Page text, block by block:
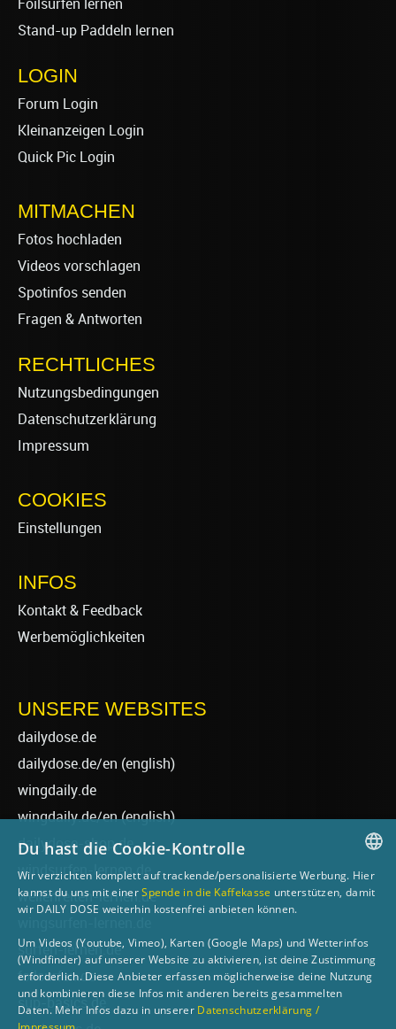
Foilsurfen lernen
Stand-up Paddeln lernen
LOGIN
Forum Login
Kleinanzeigen Login
Quick Pic Login
MITMACHEN
Fotos hochladen
Videos vorschlagen
Spotinfos senden
Fragen & Antworten
RECHTLICHES
Nutzungsbedingungen
Datenschutzerklärung
Impressum
COOKIES
Einstellungen
INFOS
Kontakt & Feedback
Werbemöglichkeiten
UNSERE WEBSITES
dailydose.de
dailydose.de/en (english)
wingdaily.de
wingdaily.de/en(english)
dailydose-shop.de
windsurfen-lernen.de
wellenreiten-lernen.de
surfen-lernen.de
foilsurfen.de
sup-basics.de
GERMAN
Du hast die Cookie-Kontrolle
Wir verzichten komplett auf trackende/personalisierte Werbung. Hier
kannst du uns mit einerSpende in die Kaffekasse unterstützen, damit
wir DAILY DOSE weiterhin kostenfrei anbieten können.
Um Videos (Youtube, Vimeo), Karten (Google Maps) und Wetterinfos
(Windfinder) auf unserer Website zu aktivieren, ist deine Zustimmung
erforderlich. Diese Anbieter erfassen möglicherweise deine Nutzung
und kombinieren diese Infos mit anderen bereits gesammelten
Daten. Mehr Infos dazu in unserer Datenschutzerklärung /